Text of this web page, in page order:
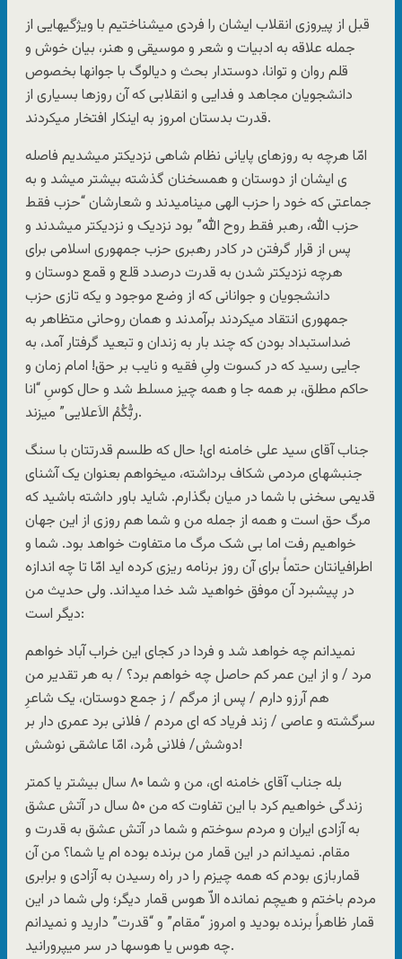
قبل از پیروزی انقلاب ایشان را فردی میشناختیم با ویژگیهایی از
جمله علاقه به ادبیات و شعر و موسیقی و هنر، بیان خوش و
قلم روان و توانا، دوستدار بحث و دیالوگ با جوانها بخصوص
دانشجویان مجاهد و فدایی و انقلابی که آن روزها بسیاری از
قدرت بدستان امروز به اینکار افتخار میکردند.
امّا هرچه به روزهای پایانی نظام شاهی نزدیکتر میشدیم فاصله
ی ایشان از دوستان و همسخنان گذشته بیشتر میشد و به
جماعتی که خود را حزب الهی مینامیدند و شعارشان “حزب فقط
حزب الله، رهبر فقط روح الله” بود نزدیک و نزدیکتر میشدند و
پس از قرار گرفتن در کادر رهبری حزب جمهوری اسلامی برای
هرچه نزدیکتر شدن به قدرت درصدد قلع و قمع دوستان و
دانشجویان و جوانانی که از وضع موجود و یکه تازی حزب
جمهوری انتقاد میکردند برآمدند و همان روحانی متظاهر به
ضداستبداد بودن که چند بار به زندان و تبعید گرفتار آمد، به
جایی رسید که در کسوت ولیِ فقیه و نایب بر حق! امام زمان و
حاکم مطلق، بر همه جا و همه چیز مسلط شد و حال کوسِ “انا
ربُّکُمُ الاَعلایی” میزند.
جناب آقای سید علی خامنه ای! حال که طلسم قدرتتان با سنگ
جنبشهای مردمی شکاف برداشته، میخواهم بعنوان یک آشنای
قدیمی سخنی با شما در میان بگذارم. شاید باور داشته باشید که
مرگ حق است و همه از جمله من و شما هم روزی از این جهان
خواهیم رفت اما بی شک مرگ ما متفاوت خواهد بود. شما و
اطرافیانتان حتماً برای آن روز برنامه ریزی کرده اید امّا تا چه اندازه
در پیشبرد آن موفق خواهید شد خدا میداند. ولی حدیث من
دیگر است:
نمیدانم چه خواهد شد و فردا در کجای این خراب آباد خواهم
مرد / و از این عمر کم حاصل چه خواهم برد؟ / به هر تقدیر من
هم آرزو دارم / پس از مرگم / ز جمع دوستان، یک شاعرِ
سرگشته و عاصی / زند فریاد که ای مردم / فلانی برد عمری دار بر
دوشش/ فلانی مُرد، امّا عاشقی نوشش!
بله جناب آقای خامنه ای، من و شما ۸۰ سال بیشتر یا کمتر
زندگی خواهیم کرد با این تفاوت که من ۵۰ سال در آتش عشق
به آزادی ایران و مردم سوختم و شما در آتش عشق به قدرت و
مقام. نمیدانم در این قمار من برنده بوده ام یا شما؟ من آن
قماربازی بودم که همه چیزم را در راه رسیدن به آزادی و برابری
مردم باختم و هیچم نمانده الاّ هوس قمار دیگر؛ ولی شما در این
قمار ظاهراً برنده بودید و امروز “مقام” و “قدرت” دارید و نمیدانم
چه هوس یا هوسها در سر میپرورانید.